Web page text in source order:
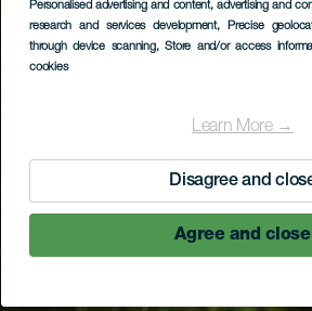
Personalised advertising and content, advertising and
research and services development, Precise
through device scanning, Store and/or access
cookies
Learn More →
Disagree and
Agree and close